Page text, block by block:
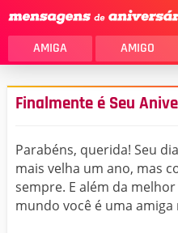
AMIGA AMIGO
Finalmente é Seu
Parabéns, querida! Seu
mais velha um ano, mas
sempre. E além da
mundo você é uma